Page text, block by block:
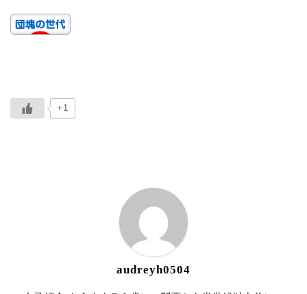
+1
audreyh0504